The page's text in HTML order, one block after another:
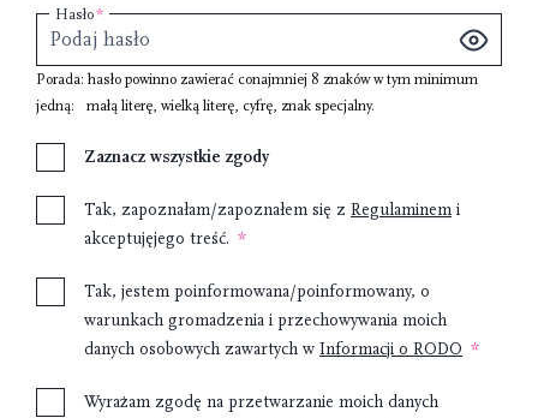
Hasło
Porada: hasło powinno zawierać conajmniej 8 znakóww tym minimum
jedną:
małą literę wielką literę cyfrę znak specjalny.
Zaznacz wszystkie zgody
Tak, zapoznałam/zapoznałem się z Regulaminem i
akceptujęjego treść.
Tak, jestem poinformowana/poinformowany, o
warunkach gromadzenia i przechowywania moich
danych osobowych zawartych w Informacji o RODO
Wyrażam zgodę na przetwarzanie moich danych